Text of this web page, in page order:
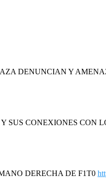
DENUNCIAN Y
SUS CONEXIONES CON
DERECHA DE F1T0